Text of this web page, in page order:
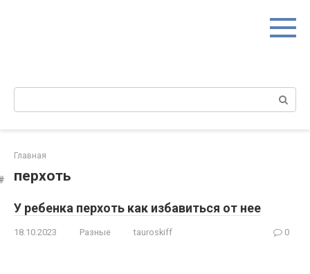
Поиск:
Главная
перхоть
У ребенка перхоть как избавиться от нее
18.10.2023 Разные tauroskiff 0